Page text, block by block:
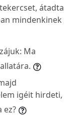
átadta
mindenkinek
Ma
igéit hirdeti,
ez?